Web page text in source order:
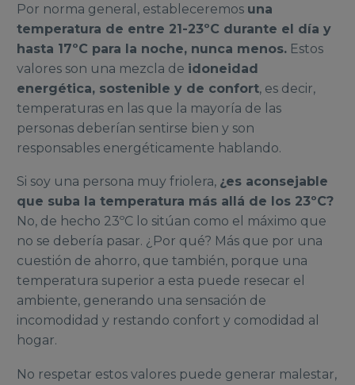
Por norma general, estableceremos una
temperatura de entre 21-23ºC durante el día y
hasta 17ºC para la noche, nunca menos. Estos
valores son una mezcla de idoneidad
energética, sostenible y de confort, es decir,
temperaturas en las que la mayoría de las
personas deberían sentirse bien y son
responsables energéticamente hablando.
Si soy una persona muy friolera, ¿es aconsejable
que suba la temperatura más allá de los 23ºC?
No, de hecho 23ºC lo sitúan como el máximo que
no se debería pasar. ¿Por qué? Más que por una
cuestión de ahorro, que también, porque una
temperatura superior a esta puede resecar el
ambiente, generando una sensación de
incomodidad y restando confort y comodidad al
hogar.
No respetar estos valores puede generar malestar,